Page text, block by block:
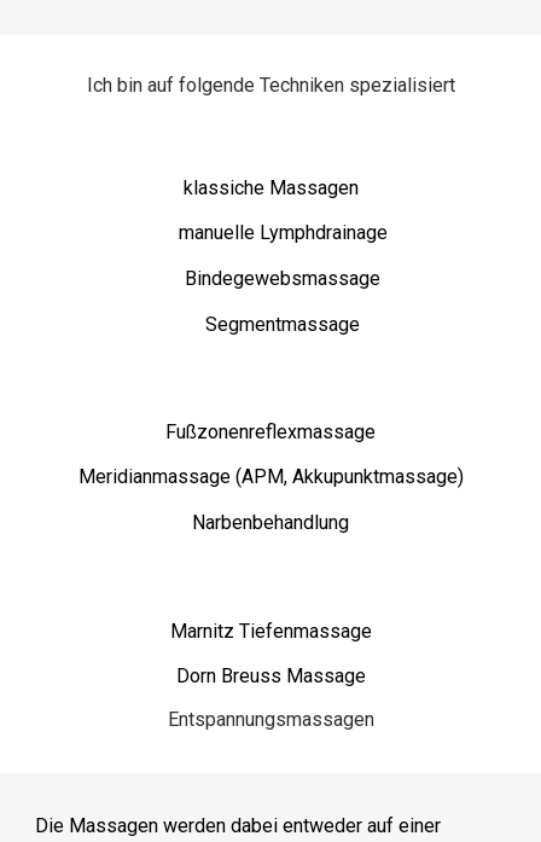
Ich bin auf folgende Techniken spezialisiert
klassiche Massagen
manuelle Lymphdrainage
Bindegewebsmassage
Segmentmassage
Fußzonenreflexmassage
Meridianmassage (APM, Akkupunktmassage)
Narbenbehandlung
Marnitz Tiefenmassage
Dorn Breuss Massage
Entspannungsmassagen
Die Massagen werden dabei entweder auf einer